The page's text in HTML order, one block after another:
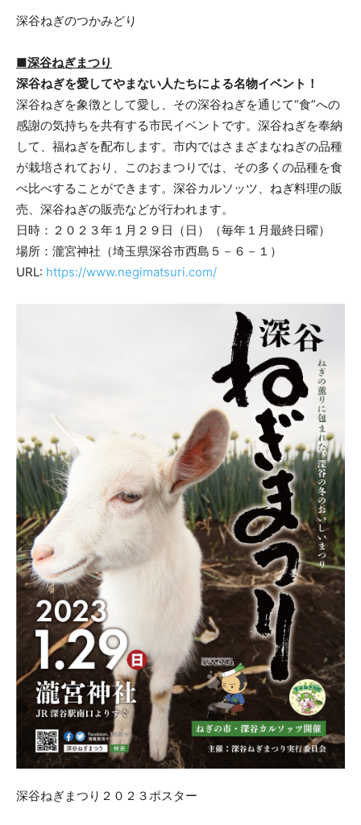
深谷ねぎのつかみどり
■深谷ねぎまつり
深谷ねぎを愛してやまない人たちによる名物イベント！
深谷ねぎを象徴として愛し、その深谷ねぎを通じて“食”への
感謝の気持ちを共有する市民イベントです。深谷ねぎを奉納
して、福ねぎを配布します。市内ではさまざまなねぎの品種
が栽培されており、このおまつりでは、その多くの品種を食
べ比べすることができます。深谷カルソッツ、ねぎ料理の販
売、深谷ねぎの販売などが行われます。
日時：２０２３年１月２９日（日）（毎年１月最終日曜）
場所：瀧宮神社（埼玉県深谷市西島５－６－１）
URL: https://www.negimatsuri.com/
深谷ねぎまつり２０２３ポスター